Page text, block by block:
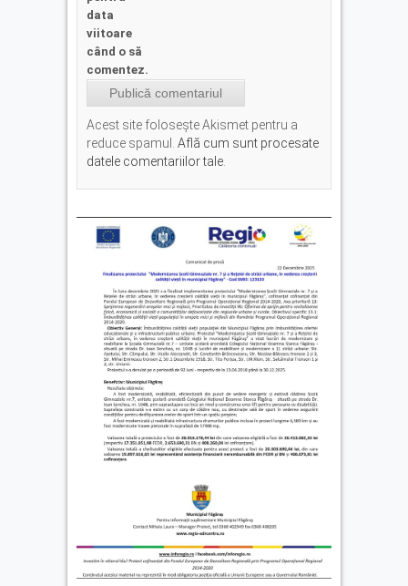
data
viitoare
când o să
comentez.
Acest site folosește Akismet pentru a
reduce spamul. Află cum sunt procesate
datele comentariilor tale